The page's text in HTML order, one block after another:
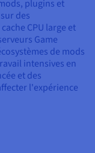
plugins et
des
CPU large et
Game
de mods
intensives en
et des
l'expérience